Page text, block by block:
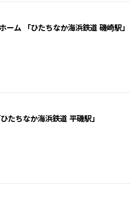
ーム 「ひたちなか海浜鉄道 磯崎駅」
たちなか海浜鉄道 平磯駅」